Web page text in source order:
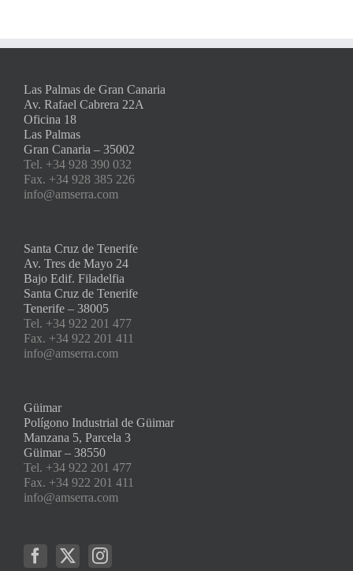
Las Palmas de Gran Canaria
Av. Rafael Cabrera 22A
Oficina 18
Las Palmas
Gran Canaria – 35002
Tel. +34 928 390 032
Fax. +34 928 385 226
info@amserra.com
Santa Cruz de Tenerife
Av. Tres de Mayo 24
Bajo Edif. Filadelfia
Santa Cruz de Tenerife
Tenerife – 38005
Tel. +34 922 201 477
Fax. +34 922 201 411
info@amserra.com
Güimar
Polígono Industrial de Güimar
Manzana 5, Parcela 3
Güimar – 38550
Tel. +34 922 201 477
Fax. +34 922 201 411
info@amserra.com